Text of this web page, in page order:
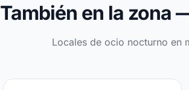
También en la zona
Locales de ocio nocturno en